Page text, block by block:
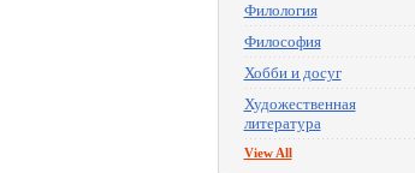
Филология
Философия
Хобби и досуг
Художественная
литература
View All